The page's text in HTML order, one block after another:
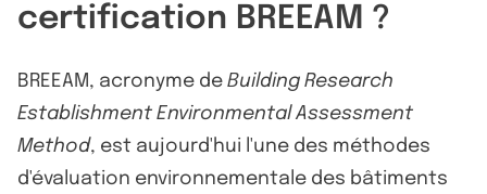
certification BREEAM ?
BREEAM, acronyme de Building Research
Establishment Environmental Assessment
Method, est aujourd'hui l'une des méthodes
d'évaluation environnementale des bâtiments